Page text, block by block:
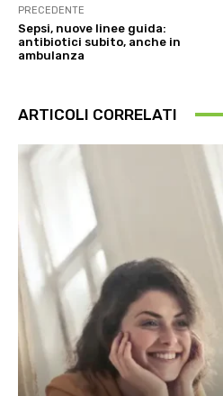
PRECEDENTE
Sepsi, nuove linee guida:
antibiotici subito, anche in
ambulanza
ARTICOLI CORRELATI